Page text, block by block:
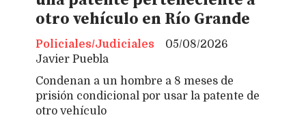
otro vehículo en Río Grande
Javier Puebla
Policiales/Judiciales 05/08/2026
Condenan a un hombre a 8 meses de
prisión condicional por usar la patente de
otro vehículo